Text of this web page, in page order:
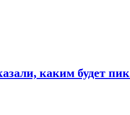
каким будет